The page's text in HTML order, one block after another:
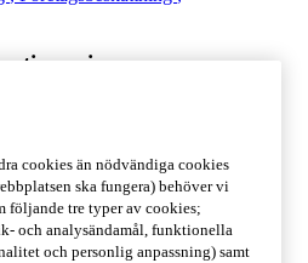
i
cookies än nödvändiga cookies
ska fungera) behöver vi
följande tre typer av cookies;
och analysändamål, funktionella
och personlig anpassning) samt